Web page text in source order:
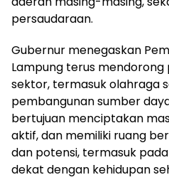
persaudaraan.
Gubernur menegaskan
Lampung terus
sektor, termasuk olahraga
pembangunan sumber
bertujuan menciptakan
aktif, dan memiliki ruang
dan potensi, termasuk
dekat dengan kehidupan